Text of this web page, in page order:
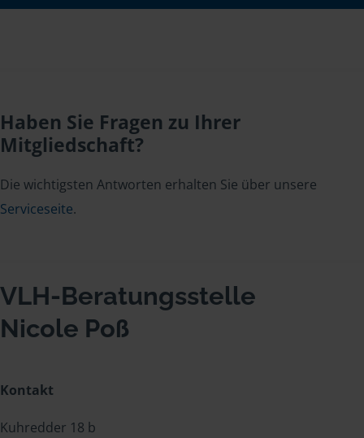
Haben Sie Fragen zu Ihrer
Mitgliedschaft?
Die wichtigsten Antworten erhalten Sie über unsere
Serviceseite.
VLH-Beratungsstelle
Nicole Poß
Kontakt
Kuhredder 18 b